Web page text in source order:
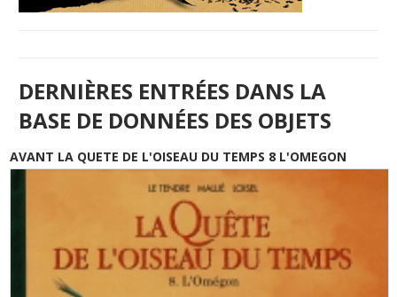
DERNIÈRES ENTRÉES DANS LA
BASE DE DONNÉES DES OBJETS
AVANT LA QUETE DE L'OISEAU DU TEMPS 8 L'OMEGON